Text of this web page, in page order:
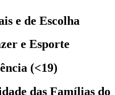
e de Escolha
e Esporte
(<19)
das Famílias do